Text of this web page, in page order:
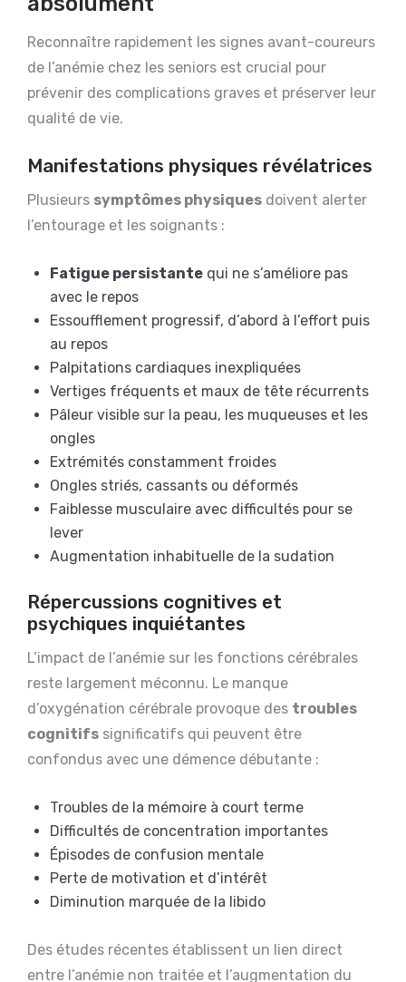
Reconnaître rapidement les signes avant-coureurs
de l’anémie chez les seniors est crucial pour
prévenir des complications graves et préserver leur
qualité de vie.
Manifestations physiques révélatrices
Plusieurs symptômes physiques doivent alerter
l’entourage et les soignants :
Fatigue persistante qui ne s’améliore pas
avec le repos
Essoufflement progressif, d’abord à l’effort puis
au repos
Palpitations cardiaques inexpliquées
Vertiges fréquents et maux de tête récurrents
Pâleur visible sur la peau, les muqueuses et les
ongles
Extrémités constamment froides
Ongles striés, cassants ou déformés
Faiblesse musculaire avec difficultés pour se
lever
Augmentation inhabituelle de la sudation
Répercussions cognitives et
psychiques inquiétantes
L’impact de l’anémie sur les fonctions cérébrales
reste largement méconnu. Le manque
d’oxygénation cérébrale provoque des troubles
cognitifs significatifs qui peuvent être
confondus avec une démence débutante :
Troubles de la mémoire à court terme
Difficultés de concentration importantes
Épisodes de confusion mentale
Perte de motivation et d’intérêt
Diminution marquée de la libido
Des études récentes établissent un lien direct
entre l’anémie non traitée et l’augmentation du